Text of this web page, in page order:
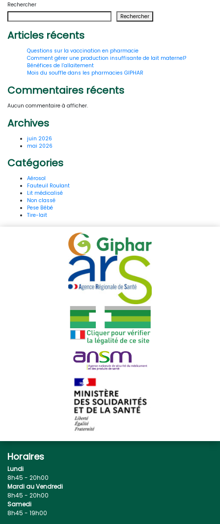
Rechercher
Rechercher
Articles récents
Questions sur la vaccination en pharmacie
Comment gérer une production insuffisante de lait maternel?
Bénéfices de l’allaitement
Mois du souffle dans les pharmacies GIPHAR
Commentaires récents
Aucun commentaire à afficher.
Archives
juin 2026
mai 2026
Catégories
Aérosol
Fauteuil Roulant
Lit médicalisé
Non classé
Pese Bébé
Tire-lait
Horaires
Lundi
8h45 - 20h00
Mardi au Vendredi
8h45 - 20h00
Samedi
8h45 - 19h00